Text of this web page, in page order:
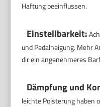
Haftung beeinflussen.
Einstellbarkeit:
und Pedalneigung. Mehr
dir ein angenehmeres
Dämpfung und
leichte Polsterung haben